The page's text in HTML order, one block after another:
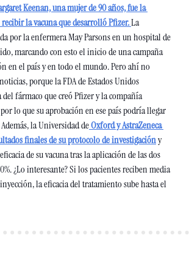
Keenan, una mujer de 90 años, fue la
la vacuna que desarrolló Pfizer.La
por la enfermera May Parsons en un hospital de
marcando con esto el inicio de una campaña
en el país y en todo el mundo. Pero ahí no
porque la FDA de Estados Unidos
fármaco que creó Pfizer y la compañía
lo que su aprobación en ese país podría llegar
la Universidad de Oxford y AstraZeneca
finales de su protocolo de investigación y
de su vacuna tras la aplicación de las dos
¿Lo interesante? Si los pacientes reciben media
la eficacia del tratamiento sube hasta el